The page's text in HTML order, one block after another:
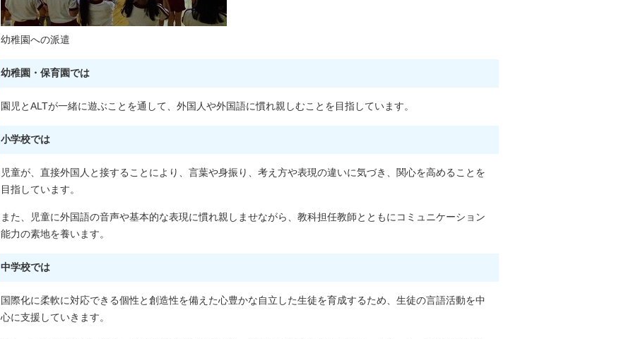
幼稚園への派遣
幼稚園・保育園では
園児とALTが一緒に遊ぶことを通して、外国人や外国語に慣れ親しむことを目指しています。
小学校では
児童が、直接外国人と接することにより、言葉や身振り、考え方や表現の違いに気づき、関心を高めることを
目指しています。
また、児童に外国語の音声や基本的な表現に慣れ親しませながら、教科担任教師とともにコミュニケーション
能力の素地を養います。
中学校では
国際化に柔軟に対応できる個性と創造性を備えた心豊かな自立した生徒を育成するため、生徒の言語活動を中
心に支援していきます。